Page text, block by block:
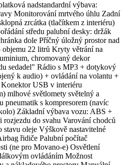
nadstandardní výbava:
Monitorování mrtvého úhlu Zadní
zrcátka (tlačítkem z interiéru)
středu palubní desky: držák
dole Příčný úložný prostor nad
objemu 22 litrů Kryty větrání na
chromovaný dekor
sedadel" Rádio s MP3 + dotykový
k audio) + ovládání na volantu +
USB v interiéru
mlhové světlomety světelný a
pneumatik s kompresorem (navíc
Základní výbava vozu: ABS +
do svahu Varování chodců
oleje Výškově nastavitelné
řidiče Palubní počítač
(ne pro Movano-e) Osvětlení
ovládáním Možnost